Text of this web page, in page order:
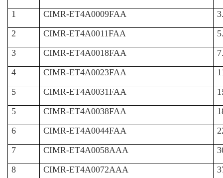
1
CIMR-ET4A0009FAA
2
CIMR-ET4A0011FAA
3
CIMR-ET4A0018FAA
4
CIMR-ET4A0023FAA
5
CIMR-ET4A0031FAA
5
CIMR-ET4A0038FAA
6
CIMR-ET4A0044FAA
7
CIMR-ET4A0058AAA
8
CIMR-ET4A0072AAA